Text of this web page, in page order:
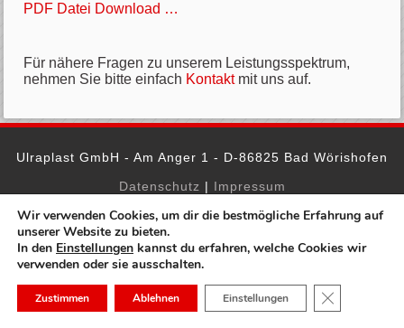
PDF Datei Download …
Für nähere Fragen zu unserem Leistungsspektrum,
nehmen Sie bitte einfach Kontaktmit uns auf.
Ulraplast GmbH - Am Anger 1 - D-86825 Bad Wörishofen
Datenschutz | Impressum
Wir verwenden Cookies, um dir die bestmögliche Erfahrung auf
unserer Website zu bieten.
In den Einstellungen kannst du erfahren, welche Cookies wir
verwenden oder sie ausschalten.
Zustimmen Ablehnen Einstellungen GDPR